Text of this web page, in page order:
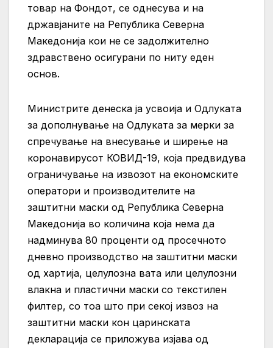
товар на Фондот, се однесува и на
државјаните на Република Северна
Македонија кои не се задолжително
здравствено осигурани по ниту еден
основ.
Министрите денеска ја усвоија и Одлуката
за дополнување на Одлуката за мерки за
спречување на внесување и ширење на
коронавирусот КОВИД-19, која предвидува
ограничување на извозот на економските
оператори и производителите на
заштитни маски од Република Северна
Македонија во количина која нема да
надминува 80 проценти од просечното
дневно производство на заштитни маски
од хартија, целулозна вата или целулозни
влакна и пластични маски со текстилен
филтер, со тоа што при секој извоз на
заштитни маски кон царинската
декларација се приложува изјава од